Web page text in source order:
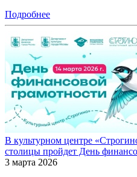
Подробнее
В культурном центре
столицы пройдет День
3 марта 2026